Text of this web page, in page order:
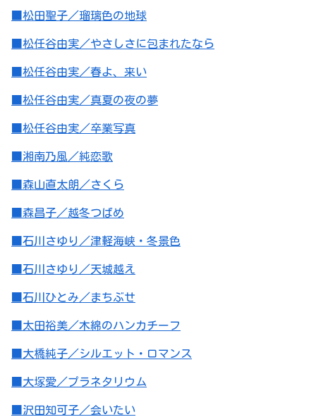
■松田聖子／瑠璃色の地球
■松任谷由実／やさしさに包まれたなら
■松任谷由実／春よ、来い
■松任谷由実／真夏の夜の夢
■松任谷由実／卒業写真
■湘南乃風／純恋歌
■森山直太朗／さくら
■森昌子／越冬つばめ
■石川さゆり／津軽海峡・冬景色
■石川さゆり／天城越え
■石川ひとみ／まちぶせ
■太田裕美／木綿のハンカチーフ
■大橋純子／シルエット・ロマンス
■大塚愛／プラネタリウム
■沢田知可子／会いたい